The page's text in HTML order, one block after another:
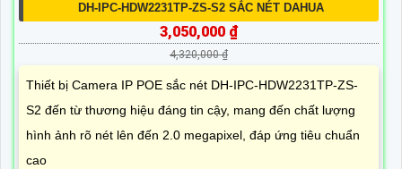
DH-IPC-HDW2231TP-ZS-S2 SẮC NÉT DAHUA
3,050,000 ₫
4,320,000 ₫
Thiết bị Camera IP POE sắc nét DH-IPC-HDW2231TP-ZS-
S2 đến từ thương hiệu đáng tin cậy, mang đến chất lượng
hình ảnh rõ nét lên đến 2.0 megapixel, đáp ứng tiêu chuẩn
cao